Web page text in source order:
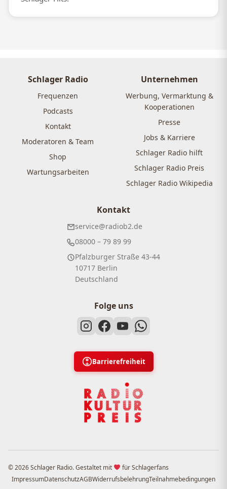
Schlager Radio
Frequenzen
Podcasts
Kontakt
Moderatoren & Team
Shop
Wartungsarbeiten
Unternehmen
Werbung, Vermarktung &
Kooperationen
Presse
Jobs & Karriere
Schlager Radio hilft
Schlager Radio Preis
Schlager Radio Wikipedia
Kontakt
service@radiob2.de
08000 – 79 89 99
Pfalzburger Straße 43-44
10717 Berlin
Deutschland
Folge uns
Barrierefreiheit
© 2026 Schlager Radio. Gestaltet mit
für Schlagerfans
ImpressumDatenschutzAGBWiderrufsbelehrungTeilnahmebedingungen